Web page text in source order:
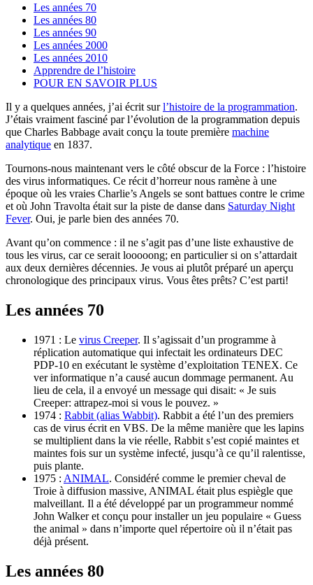
Les années 70
Les années 80
Les années 90
Les années 2000
Les années 2010
Apprendre de l’histoire
POUR EN SAVOIR PLUS
Il y a quelques années, j’ai écrit surl’histoire de la programmation.
J’étais vraiment fasciné par l’évolution de la programmation depuis
que Charles Babbage avait conçu la toute première machine
analytique en 1837.
Tournons-nous maintenant vers le côté obscur de la Force : l’histoire
des virus informatiques. Ce récit d’horreur nous ramène à une
époque où les vraies Charlie’s Angels se sont battues contre le crime
et où John Travolta était sur la piste de danse dans Saturday Night
Fever. Oui, je parle bien des années 70.
Avant qu’on commence : il ne s’agit pas d’une liste exhaustive de
tous les virus, car ce serait looooong; en particulier si on s’attardait
aux deux dernières décennies. Je vous ai plutôt préparé un aperçu
chronologique des principaux virus. Vous êtes prêts? C’est parti!
Les années 70
1971 : Le virus Creeper. Il s’agissait d’un programme à
réplication automatique qui infectait les ordinateurs DEC
PDP-10 en exécutant le système d’exploitation TENEX. Ce
ver informatique n’a causé aucun dommage permanent. Au
lieu de cela, il a envoyé un message qui disait: « Je suis
Creeper: attrapez-moi si vous le pouvez. »
1974 : Rabbit (alias Wabbit). Rabbit a été l’un des premiers
cas de virus écrit en VBS. De la même manière que les lapins
se multiplient dans la vie réelle, Rabbit s’est copié maintes et
maintes fois sur un système infecté, jusqu’à ce qu’il ralentisse,
puis plante.
1975 : ANIMAL. Considéré comme le premier cheval de
Troie à diffusion massive, ANIMAL était plus espiègle que
malveillant. Il a été développé par un programmeur nommé
John Walker et conçu pour installer un jeu populaire « Guess
the animal » dans n’importe quel répertoire où il n’était pas
déjà présent.
Les années 80